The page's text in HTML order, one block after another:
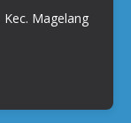
Magelang